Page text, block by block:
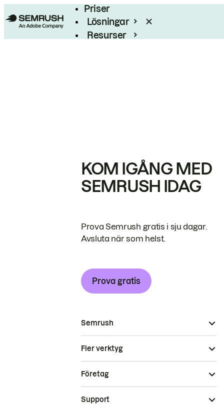
Priser
Lösningar
Resurser
KOM IGÅNG MED
SEMRUSH IDAG
Prova Semrush gratis i sju dagar.
Avsluta när som helst.
Prova gratis
Semrush
Fler verktyg
Företag
Support